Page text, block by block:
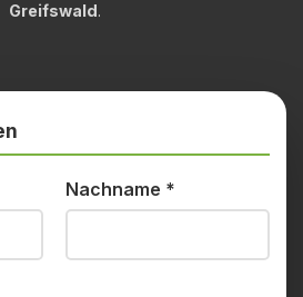
Greifswald.
Nachname *